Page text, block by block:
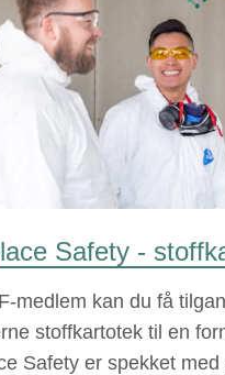
Safety -
medlem kan du få
stoffkartotek til en
Safety er spekket med